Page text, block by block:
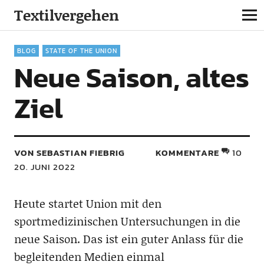
Textilvergehen
BLOG STATE OF THE UNION
Neue Saison, altes
Ziel
VON SEBASTIAN FIEBRIG
20. JUNI 2022
KOMMENTARE 10
Heute startet Union mit den
sportmedizinischen Untersuchungen in die
neue Saison. Das ist ein guter Anlass für die
begleitenden Medien einmal